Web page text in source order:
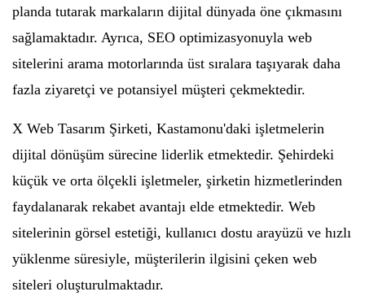
planda tutarak markaların dijital dünyada öne çıkmasını
sağlamaktadır. Ayrıca, SEO optimizasyonuyla web
sitelerini arama motorlarında üst sıralara taşıyarak daha
fazla ziyaretçi ve potansiyel müşteri çekmektedir.
X Web Tasarım Şirketi, Kastamonu'daki işletmelerin
dijital dönüşüm sürecine liderlik etmektedir. Şehirdeki
küçük ve orta ölçekli işletmeler, şirketin hizmetlerinden
faydalanarak rekabet avantajı elde etmektedir. Web
sitelerinin görsel estetiği, kullanıcı dostu arayüzü ve hızlı
yüklenme süresiyle, müşterilerin ilgisini çeken web
siteleri oluşturulmaktadır.